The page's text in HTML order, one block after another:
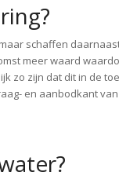
schaffen
meer waard
zo zijn dat dit in de
en aanbodkant